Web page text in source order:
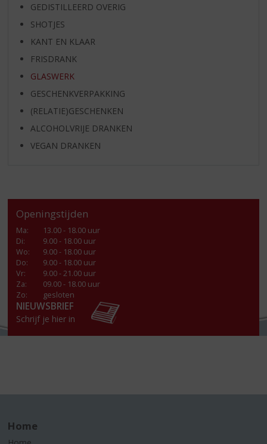
GEDISTILLEERD OVERIG
SHOTJES
KANT EN KLAAR
FRISDRANK
GLASWERK
GESCHENKVERPAKKING
(RELATIE)GESCHENKEN
ALCOHOLVRIJE DRANKEN
VEGAN DRANKEN
Openingstijden
Ma:
13.00 - 18.00 uur
Di:
9.00 - 18.00 uur
Wo:
9.00 - 18.00 uur
Do:
9.00 - 18.00 uur
Vr:
9.00 - 21.00 uur
Za:
09.00 - 18.00 uur
Zo:
gesloten
NIEUWSBRIEF
Schrijf je hier in
Home